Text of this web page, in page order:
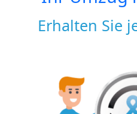
Erhalten Sie